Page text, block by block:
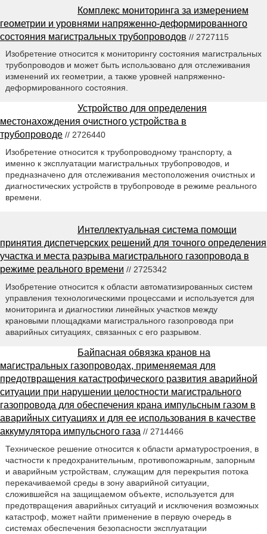
Комплекс мониторинга за измерением
геометрии и уровнями напряженно-деформированного
состояния магистральных трубопроводов // 2727115
Изобретение относится к мониторингу состояния магистральных
трубопроводов и может быть использовано для отслеживания
изменений их геометрии, а также уровней напряженно-
деформированного состояния.
Устройство для определения
местонахождения очистного устройства в
трубопроводе // 2726440
Изобретение относится к трубопроводному транспорту, а
именно к эксплуатации магистральных трубопроводов, и
предназначено для отслеживания местоположения очистных и
диагностических устройств в трубопроводе в режиме реального
времени.
Интеллектуальная система помощи
принятия диспетчерских решений для точного определения
участка и места разрыва магистрального газопровода в
режиме реального времени // 2725342
Изобретение относится к области автоматизированных систем
управления технологическими процессами и используется для
мониторинга и диагностики линейных участков между
крановыми площадками магистрального газопровода при
аварийных ситуациях, связанных с его разрывом.
Байпасная обвязка кранов на
магистральных газопроводах, применяемая для
предотвращения катастрофического развития аварийной
ситуации при нарушении целостности магистрального
газопровода для обеспечения крана импульсным газом в
аварийных ситуациях и для ее использования в качестве
аккумулятора импульсного газа // 2714466
Техническое решение относится к области арматуростроения, в
частности к предохранительным, противопожарным, запорным
и аварийным устройствам, служащим для перекрытия потока
перекачиваемой среды в зону аварийной ситуации,
сложившейся на защищаемом объекте, используется для
предотвращения аварийных ситуаций и исключения возможных
катастроф, может найти применение в первую очередь в
системах обеспечения безопасности эксплуатации